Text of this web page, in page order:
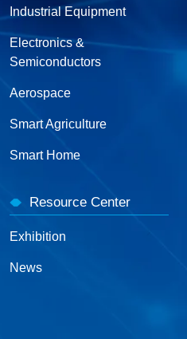
Industrial Equipment
Electronics &
Semiconductors
Aerospace
Smart Agriculture
Smart Home
Resource Center
Exhibition
News